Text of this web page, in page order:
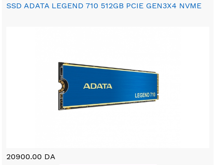
SSD ADATA LEGEND 710 512GB PCIE GEN3X4 NVME
20900.00 DA